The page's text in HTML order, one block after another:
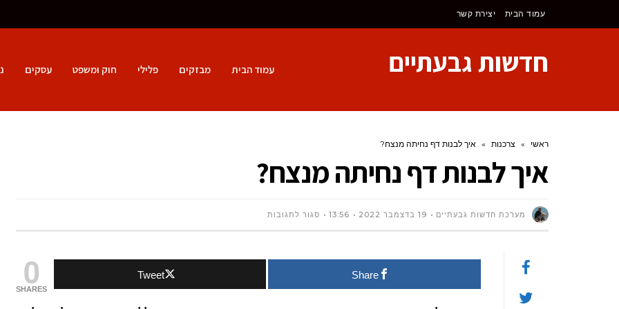
עמוד הבית יצירת קשר
חדשות גבעתיים עמוד הבית מבזקים פלילי חוק ומשפט עסקים
ראשי » צרכנות » איך לבנות דף נחיתה מנצח?
איך לבנות דף נחיתה מנצח?
מערכת חדשות גבעתיים 19 בדצמבר 2022 13:56 סגור לתגובותעל
0
SHARES
Share
Tweet